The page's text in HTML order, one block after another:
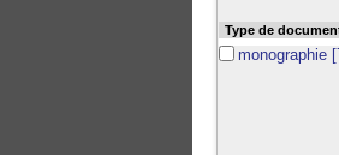
Type de
monographie